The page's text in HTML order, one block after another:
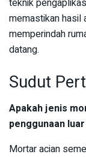
teknik
memastikan hasil
memperindah
datang.
Sudut
Apakah jenis
penggunaan
Mortar acian